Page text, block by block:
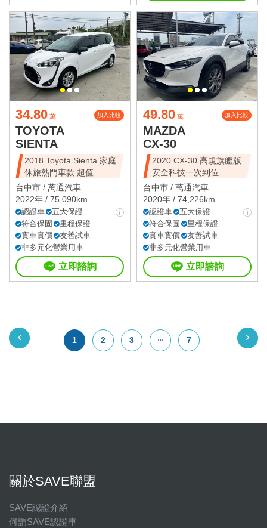
34.80 萬 加入比較
TOYOTA
SIENTA
2018 Toyota Sienta 家庭
休旅熱門車款 超值
台中市 / 萬通汽車
2022年 / 75,090km
認證車
五大保證
符合保固
里程保證
實車實價
友善試車
非多元化營業用車
立即諮詢
49.80 萬 加入比較
MAZDA
CX-30
2020 CX-30 高規旗艦版
安全科技一次到位
台中市 / 萬通汽車
2020年 / 74,226km
認證車
五大保證
符合保固
里程保證
實車實價
友善試車
非多元化營業用車
立即諮詢
1 2 3 7
關於SAVE聯盟
SAVE認證介紹
何謂SAVE認證車